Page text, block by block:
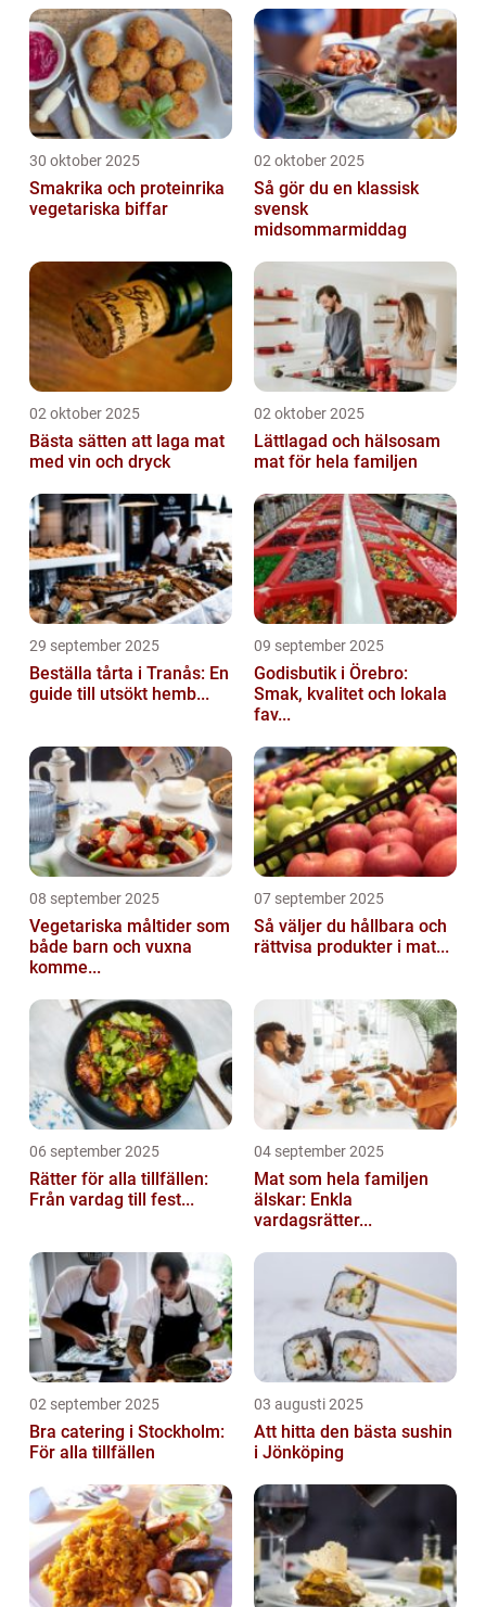
30 oktober 2025
Smakrika och proteinrika
vegetariska biffar
02 oktober 2025
Så gör du en klassisk
svensk
midsommarmiddag
02 oktober 2025
Bästa sätten att laga mat
med vin och dryck
02 oktober 2025
Lättlagad och hälsosam
mat för hela familjen
29 september 2025
Beställa tårta i Tranås: En
guide till utsökt hemb...
09 september 2025
Godisbutik i Örebro:
Smak, kvalitet och lokala
fav...
08 september 2025
Vegetariska måltider som
både barn och vuxna
komme...
07 september 2025
Så väljer du hållbara och
rättvisa produkter i mat...
06 september 2025
Rätter för alla tillfällen:
Från vardag till fest...
04 september 2025
Mat som hela familjen
älskar: Enkla
vardagsrätter...
02 september 2025
Bra catering i Stockholm:
För alla tillfällen
03 augusti 2025
Att hitta den bästa sushin
i Jönköping